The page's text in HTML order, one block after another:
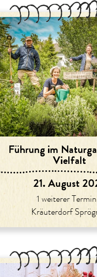
Führung im
Vielfalt
21. August
1 weiterer
Kräuterdorf